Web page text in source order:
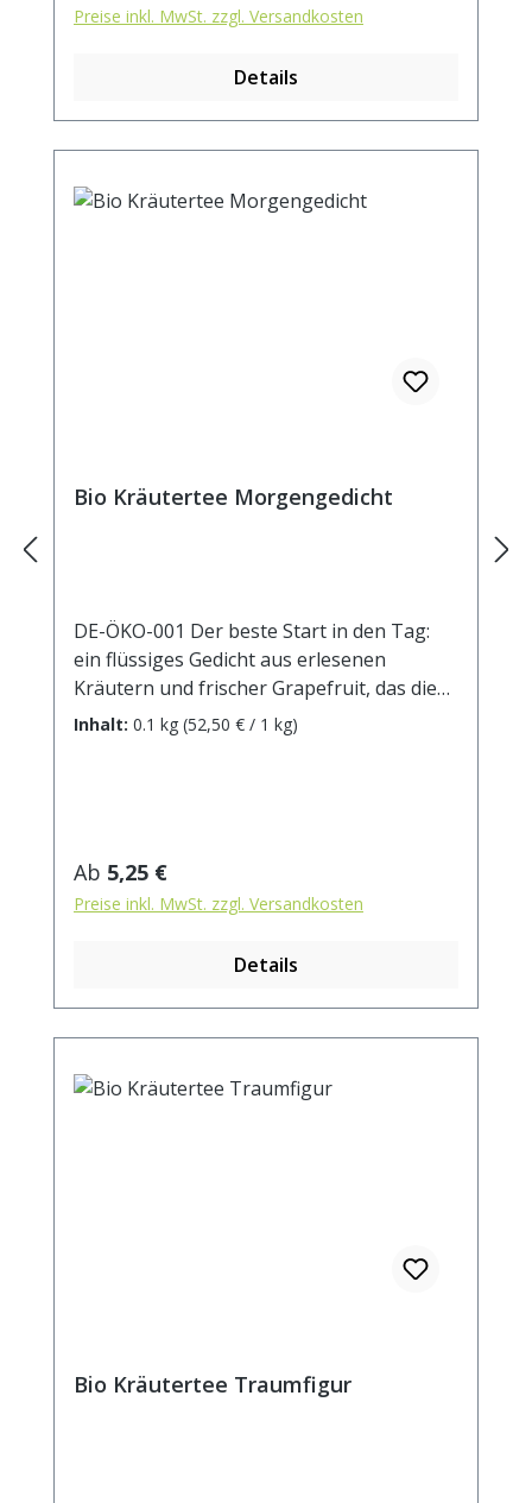
Zitronenschalen* (10%), Melissenblätter*,
Passionsblumenkraut*,
Kornblumenblüten* *aus kontrolliert
Ziehzeit: max.10 min.
Preise inkl. MwSt. zzgl. Versandkosten
Details
Bio Kräutertee Morgengedicht
DE-ÖKO-001 Der beste Start in den Tag:
ein flüssiges Gedicht aus erlesenen
Kräutern und frischer Grapefruit, das die
ersten Sonnenstrahlen des Morgens
Weidenröschenkraut*, Nelken*, Lemon
Myrtle*, Orangenschalen* (2%),
Cardamom*, Sonnenblumenblüten* *aus
Zubereitung: ca. 15g Tee mit 1 Liter
kochendem Wasser aufgiessen. Ziehzeit:
Inhalt: 0.1 kg (52,50 € / 1 kg)
Regulärer Preis:
Ab 5,25 €
Preise inkl. MwSt. zzgl. Versandkosten
Details
Bio Kräutertee Traumfigur